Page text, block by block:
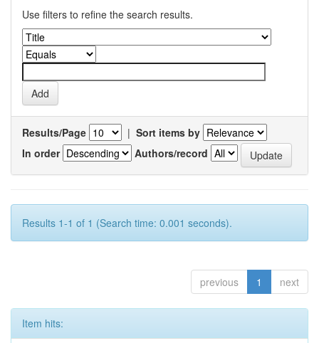
Use filters to refine the search results.
Results/Page | Sort items by
In order
Authors/record
Results 1-1 of 1 (Search time: 0.001 seconds).
previous 1 next
Item hits: